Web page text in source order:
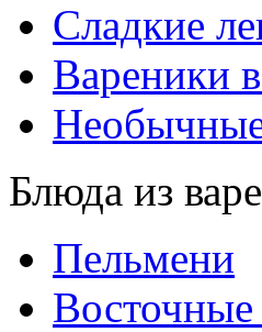
Сладкие
Вареники
Блюда из
Пельмени